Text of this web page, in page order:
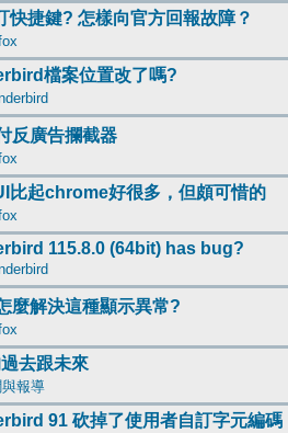
快捷鍵? 怎樣向官方回報故障？
檔案位置改了嗎?
反廣告攔截器
比起chrome好很多，但頗可惜的
115.8.0 (64bit) has bug?
麼解決這種顯示異常?
去跟未來
報導
91 砍掉了使用者自訂字元編碼